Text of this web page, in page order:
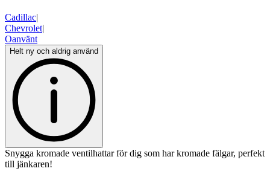
Cadillac|
Chevrolet|
Oanvänt
Helt ny och aldrig använd
Snygga kromade ventilhattar för dig som har kromade fälgar, perfekt
till jänkaren!